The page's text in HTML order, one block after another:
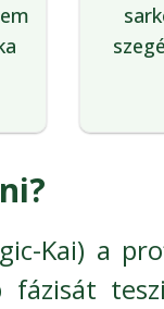
Kai) a